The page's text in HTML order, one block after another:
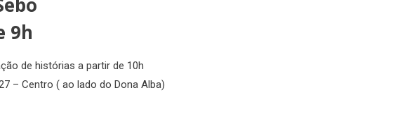
9h
de histórias a partir de 10h
– Centro ( ao lado do Dona Alba)